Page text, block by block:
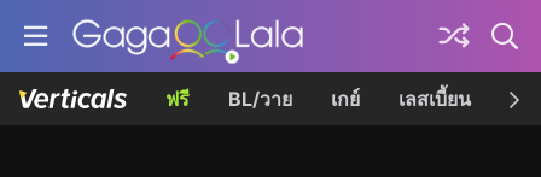
ฟรี BL/วาย เกย์ เลสเบี้ยน เค